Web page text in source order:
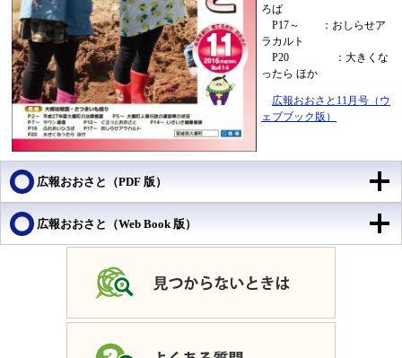
ろば
P17～ ：おしらせア
ラカルト
P20 ：大きくな
ったら ほか
広報おおさと11月号（ウ
ェブブック版）
広報おおさと（PDF 版）
広報おおさと（Web Book 版）